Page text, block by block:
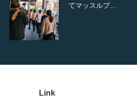
の素材を「ねとらぼ
Link